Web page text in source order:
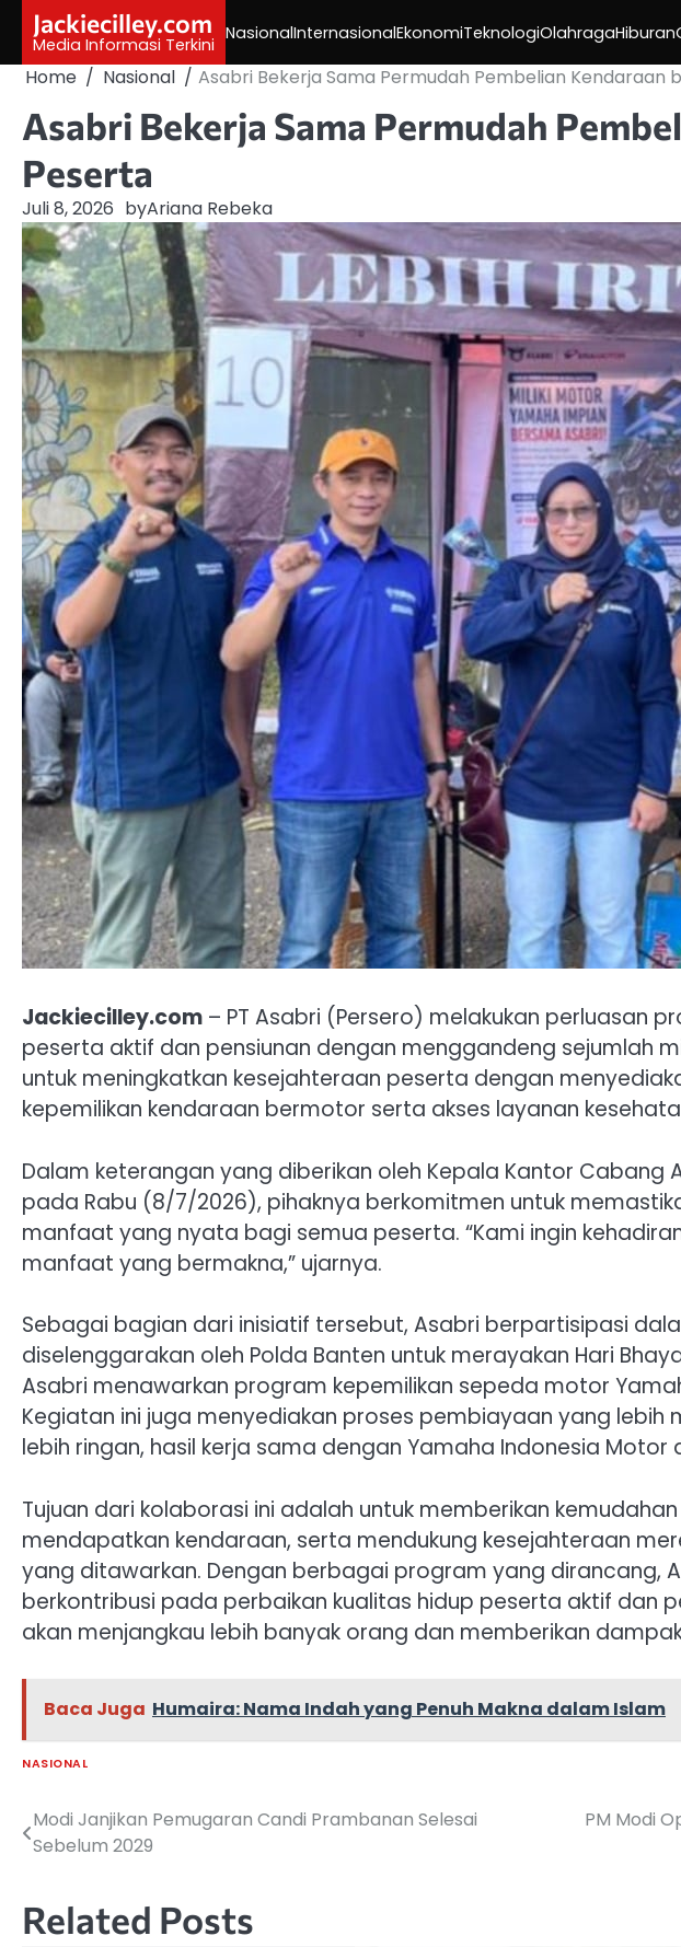
content
Jackiecilley.com
Media Informasi Terkini
NasionalInternasionalEkonomiTeknologiOlahragaHiburan
Home Nasional Asabri Bekerja Sama Permudah Pembelian Kendaraan
Asabri Bekerja Sama Permudah
Peserta
Juli 8, 2026 byAriana Rebeka
Jackiecilley.com – PT Asabri (Persero) melakukan perluasan
peserta aktif dan pensiunan dengan menggandeng sejumlah
untuk meningkatkan kesejahteraan peserta dengan
kepemilikan kendaraan bermotor serta akses layanan
Dalam keterangan yang diberikan oleh Kepala Kantor Cabang
pada Rabu (8/7/2026), pihaknya berkomitmen untuk
manfaat yang nyata bagi semua peserta. “Kami ingin
manfaat yang bermakna,” ujarnya.
Sebagai bagian dari inisiatif tersebut, Asabri berpartisipasi
diselenggarakan oleh Polda Banten untuk merayakan Hari
Asabri menawarkan program kepemilikan sepeda motor
Kegiatan ini juga menyediakan proses pembiayaan yang lebih
lebih ringan, hasil kerja sama dengan Yamaha Indonesia Motor
Tujuan dari kolaborasi ini adalah untuk memberikan
mendapatkan kendaraan, serta mendukung kesejahteraan
yang ditawarkan. Dengan berbagai program yang dirancang,
berkontribusi pada perbaikan kualitas hidup peserta aktif dan
akan menjangkau lebih banyak orang dan memberikan
Baca Juga Humaira: Nama Indah yang Penuh Makna dalam Islam
NASIONAL
Navigasi
Modi Janjikan Pemugaran Candi Prambanan Selesai
Sebelum 2029
PM Modi
Related Posts